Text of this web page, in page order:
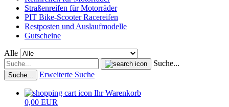
Straßenreifen für Motorräder
PIT Bike-Scooter Racereifen
Restposten und Auslaufmodelle
Gutscheine
Alle
Suche...
Suche... Erweiterte Suche
Ihr Warenkorb
0,00 EUR